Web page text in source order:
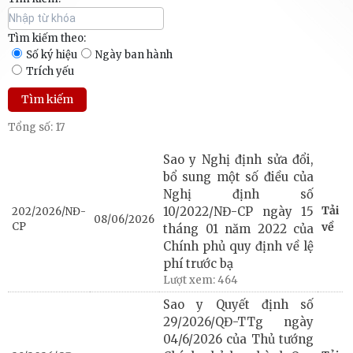
Tìm kiếm theo:
Số ký hiệu
Ngày ban hành
Trích yếu
Tổng số: 17
202/2026/NĐ-
CP
08/06/2026
Sao y Nghị định sửa đổi,
bổ sung một số điều của
Nghị định số
10/2022/NĐ-CP ngày 15
tháng 01 năm 2022 của
Chính phủ quy định về lệ
phí trước bạ
Lượt xem:464
Tải
về
Sao y Quyết định số
29/2026/QĐ-TTg ngày
04/6/2026 của Thủ tướng